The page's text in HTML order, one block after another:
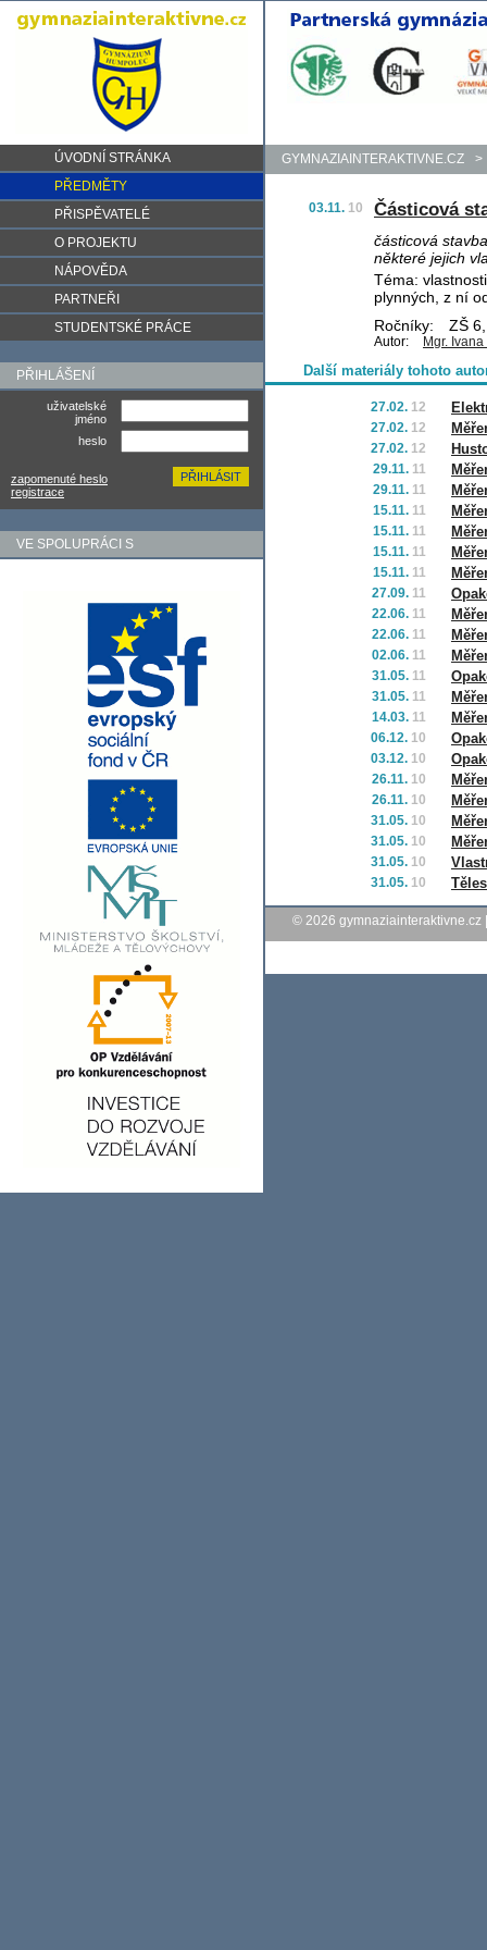
ÚVODNÍ STRÁNKA
PŘEDMĚTY
PŘISPĚVATELÉ
O PROJEKTU
NÁPOVĚDA
PARTNEŘI
STUDENTSKÉ PRÁCE
PŘIHLÁŠENÍ
uživatelské
jméno
heslo
zapomenuté heslo
registrace
VE SPOLUPRÁCI S
GYMNAZIAINTERAKTIVNE.CZ >
03.11. 10 Částicová
částicová
některé jejich
Téma:
plynných, z ní
Ročníky:
ZŠ 6,
Autor: Mgr.
Další materiály tohoto
27.02. 12
27.02. 12
27.02. 12
29.11. 11
29.11. 11
15.11. 11
15.11. 11
15.11. 11
15.11. 11
27.09. 11
22.06. 11
22.06. 11
02.06. 11
31.05. 11
31.05. 11
14.03. 11
06.12. 10
03.12. 10
26.11. 10
26.11. 10
31.05. 10
31.05. 10
31.05. 10
31.05. 10
© 2026 gymnaziainteraktivne.cz